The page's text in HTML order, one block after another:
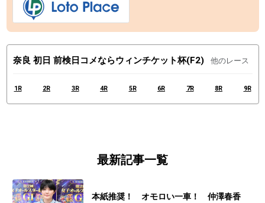
奈良 初日 前検日コメならウィンチケット杯(F2) 他のレース
1R 2R 3R 4R 5R 6R 7R 8R 9R
最新記事一覧
本紙推奨！ オモロい一車！ 仲澤春香